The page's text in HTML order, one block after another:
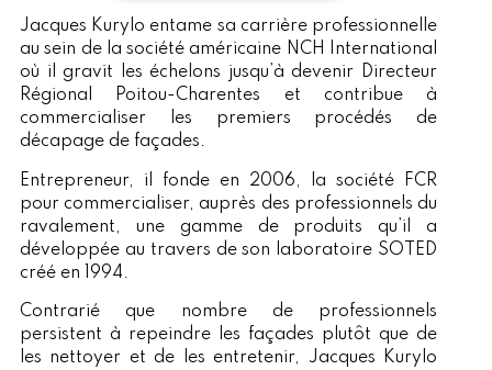
Jacques Kurylo entame sa carrière professionnelle
au sein de la société américaine NCH International
où il gravit les échelons jusqu’à devenir Directeur
Régional Poitou-Charentes et contribue à
commercialiser les premiers procédés de
décapage de façades.
Entrepreneur, il fonde en 2006, la société FCR
pour commercialiser, auprès des professionnels du
ravalement, une gamme de produits qu’il a
développée au travers de son laboratoire SOTED
créé en 1994.
Contrarié que nombre de professionnels
persistent à repeindre les façades plutôt que de
les nettoyer et de les entretenir, Jacques Kurylo